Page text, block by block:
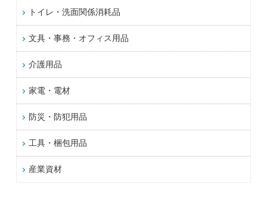
トイレ・洗面関係消耗品
文具・事務・オフィス用品
介護用品
家電・電材
防災・防犯用品
工具・梱包用品
産業資材